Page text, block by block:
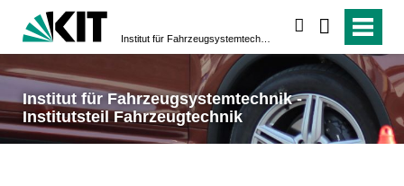
Institut für Fahrzeugsystemtechnik -
Institutsteil Fahrzeugtechnik